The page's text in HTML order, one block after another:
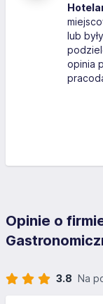
lub
opinia
Opinie o
3.8 Na